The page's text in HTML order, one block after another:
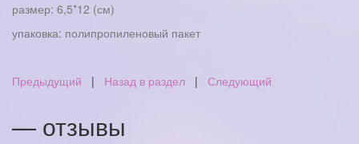
размер: 6,5*12 (см)
упаковка: полипропиленовый пакет
Предыдущий | Назад в раздел | Следующий
— отзывы